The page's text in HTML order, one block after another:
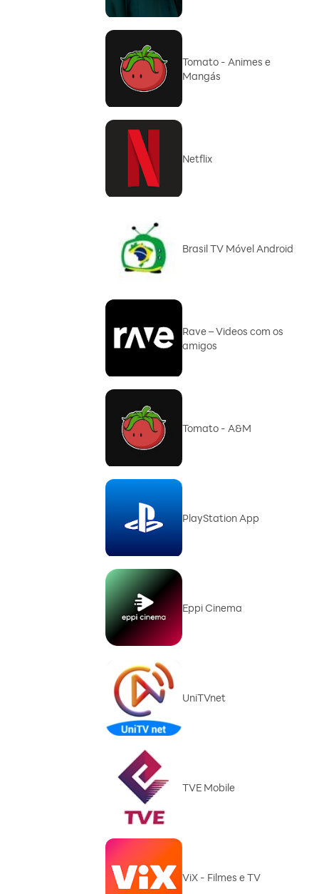
Tomato - Animes e
Mangás
Netflix
Brasil TV Móvel Android
Rave – Videos com os
amigos
Tomato - A&M
PlayStation App
Eppi Cinema
UniTVnet
TVE Mobile
ViX - Filmes e TV